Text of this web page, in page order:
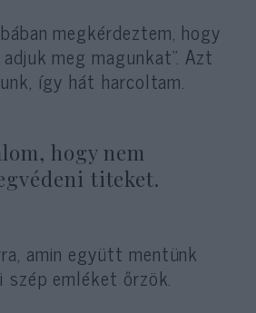
megkérdeztem, hogy
meg magunkat”. Azt
így hát harcoltam.
hogy nem
titeket.
amin együtt mentünk
szép emléket őrzök.